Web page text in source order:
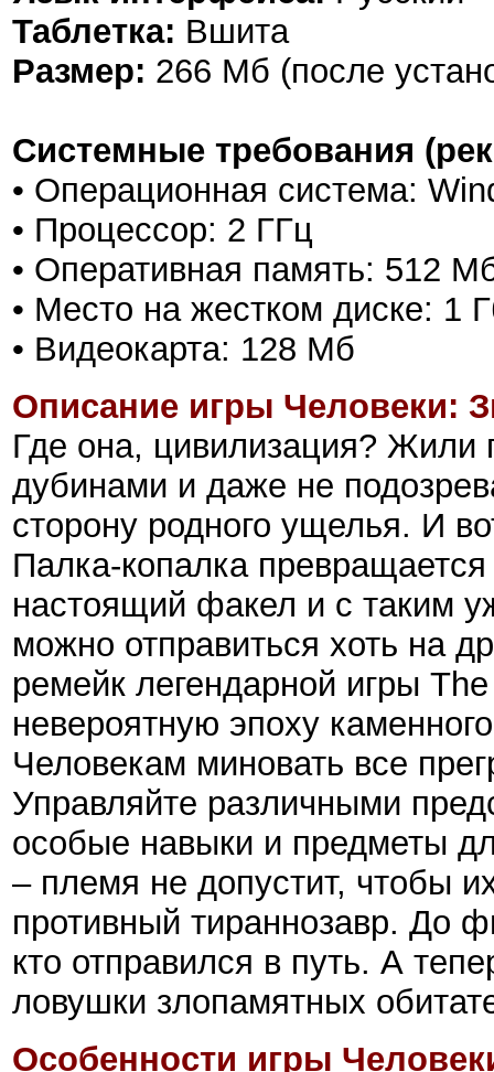
Таблетка: Вшита
Размер: 266 Мб (после
Системные требования
• Операционная система:
• Процессор: 2 ГГц
• Оперативная память: 512
• Место на жестком диске: 1
• Видеокарта: 128 Мб
Описание игры Человеки:
Где она, цивилизация?
дубинами и даже не
сторону родного ущелья. И
Палка-копалка превращается
настоящий факел и с таким
можно отправиться хоть на
ремейк легендарной игры
невероятную эпоху
Человекам миновать все
Управляйте различными
особые навыки и предметы
– племя не допустит, чтобы
противный тираннозавр. До
кто отправился в путь. А
ловушки злопамятных
Особенности игры